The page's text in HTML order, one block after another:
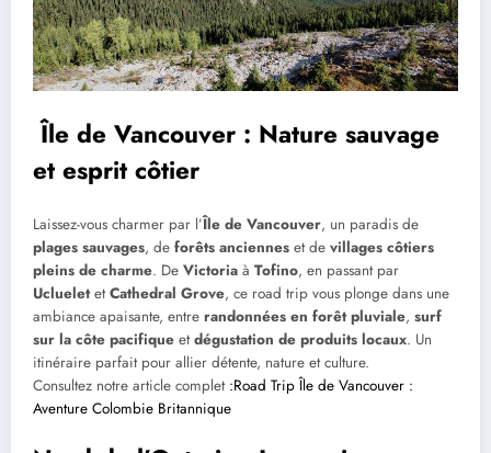
Île de Vancouver : Nature sauvage
et esprit côtier
Laissez-vous charmer par l’Île de Vancouver, un paradis de
plages sauvages, de forêts anciennes et de villages côtiers
pleins de charme. De Victoria à Tofino, en passant par
UclueletetCathedral Grove, ce road trip vous plonge dans une
ambiance apaisante, entre randonnées en forêt pluviale, surf
sur la côte pacifique etdégustation de produits locaux. Un
itinéraire parfait pour allier détente, nature et culture.
Consultez notre article complet :Road Trip Île de Vancouver :
Aventure Colombie Britannique